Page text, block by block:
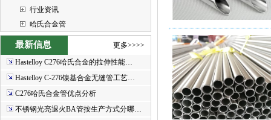
行业资讯
哈氏合金管
最新信息
更多>>>>
Hastelloy C276哈氏合金的拉伸性能…
Hastelloy C-276镍基合金无缝管工艺…
C276哈氏合金管优点分析
不锈钢光亮退火BA管按生产方式分哪…